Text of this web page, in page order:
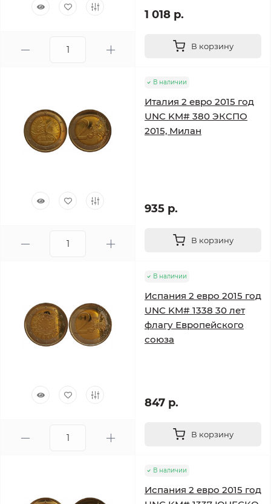
1 018 р.
В корзину
В наличии
Италия 2 евро 2015 год
UNC KM# 380 ЭКСПО
2015, Милан
935 р.
В корзину
В наличии
Испания 2 евро 2015 год
UNC KM# 1338 30 лет
флагу Европейского
союза
847 р.
В корзину
В наличии
Испания 2 евро 2015 год